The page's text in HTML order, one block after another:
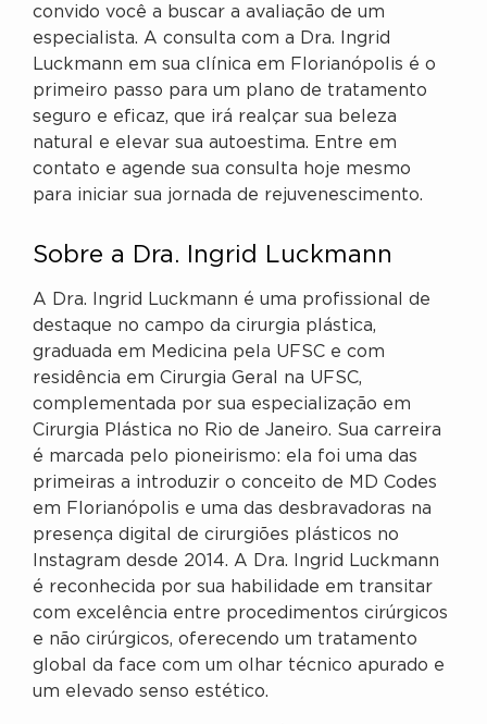
convido você a buscar a avaliação de um
especialista. A consulta com a Dra. Ingrid
Luckmann em sua clínica em Florianópolis é o
primeiro passo para um plano de tratamento
seguro e eficaz, que irá realçar sua beleza
natural e elevar sua autoestima. Entre em
contato e agende sua consulta hoje mesmo
para iniciar sua jornada de rejuvenescimento.
Sobre a Dra. Ingrid Luckmann
A Dra. Ingrid Luckmann é uma profissional de
destaque no campo da cirurgia plástica,
graduada em Medicina pela UFSC e com
residência em Cirurgia Geral na UFSC,
complementada por sua especialização em
Cirurgia Plástica no Rio de Janeiro. Sua carreira
é marcada pelo pioneirismo: ela foi uma das
primeiras a introduzir o conceito de MD Codes
em Florianópolis e uma das desbravadoras na
presença digital de cirurgiões plásticos no
Instagram desde 2014. A Dra. Ingrid Luckmann
é reconhecida por sua habilidade em transitar
com excelência entre procedimentos cirúrgicos
e não cirúrgicos, oferecendo um tratamento
global da face com um olhar técnico apurado e
um elevado senso estético.